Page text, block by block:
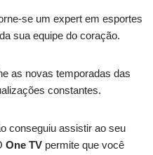
se um expert em esportes
sua equipe do coração.
as novas temporadas das
constantes.
conseguiu assistir ao seu
One TV permite que você